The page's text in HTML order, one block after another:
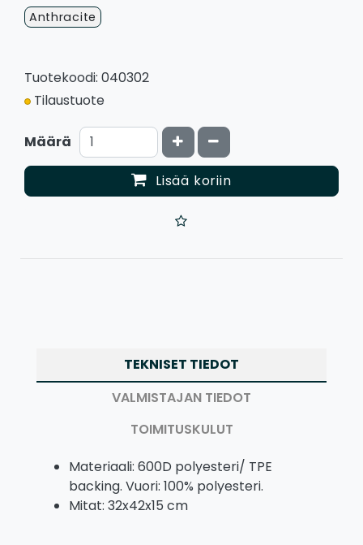
Anthracite
Tuotekoodi: 040302
Tilaustuote
Määrä Kasvata määrää
Vähennä määrää
Lisää koriin
TEKNISET TIEDOT
VALMISTAJAN TIEDOT
TOIMITUSKULUT
Materiaali: 600D polyesteri/ TPE
backing. Vuori: 100% polyesteri.
Mitat: 32x42x15 cm